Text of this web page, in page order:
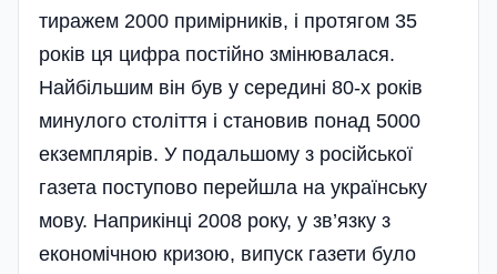
тиражем 2000 примірників, і протягом 35
років ця цифра пості­йно змінювалася.
Найбільшим він був у середині 80-х років
минулого століття і становив понад 5000
екземплярів. У подальшому з росі­йської
газета поступово перейшла на українську
мову. Наприкінці 2008 року, у зв’язку з
економічною кризою, випуск газети було